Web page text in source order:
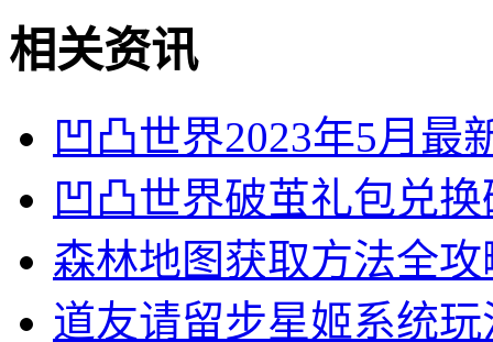
相关资讯
凹凸世界2023年5月最
凹凸世界破茧礼包兑
森林地图获取方法全攻
道友请留步星姬系统